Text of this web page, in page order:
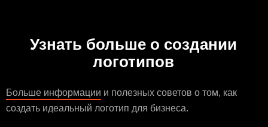
Узнать больше о создании
логотипов
Больше информации и полезных советов о том, как
создать идеальный логотип для бизнеса.